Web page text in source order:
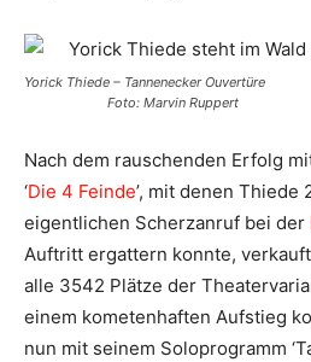
Yorick Thiede –
Foto: Marvin Ruppert
Nach dem rauschenden Erfolg
‘Die 4 Feinde’, mit denen Thiede
eigentlichen Scherzanruf bei der
Auftritt ergattern konnte,
alle 3542 Plätze der
einem kometenhaften Aufstieg
nun mit seinem Soloprogramm